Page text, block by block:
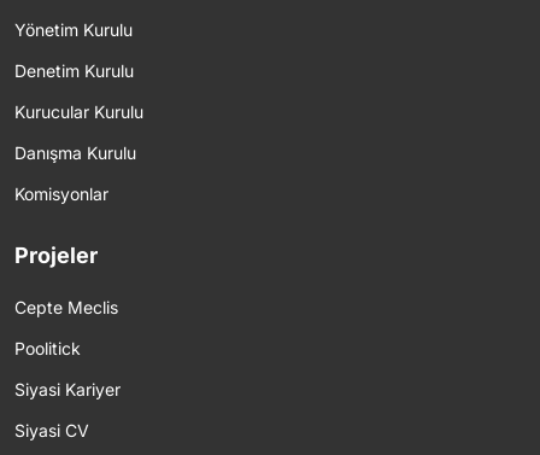
Yönetim Kurulu
Denetim Kurulu
Kurucular Kurulu
Danışma Kurulu
Komisyonlar
Projeler
Cepte Meclis
Poolitick
Siyasi Kariyer
Siyasi CV